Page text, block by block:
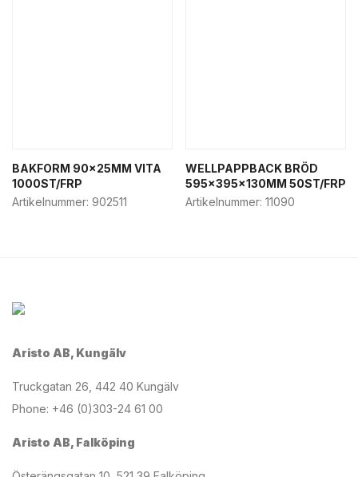
BAKFORM 90x25MM VITA
1000ST/FRP
Artikelnummer: 902511
WELLPAPPBACK BRÖD
595x395x130MM 50ST/FRP
Artikelnummer: 11090
Aristo AB, Kungälv
Truckgatan 26, 442 40 Kungälv
Phone: +46 (0)303-24 61 00
Aristo AB, Falköping